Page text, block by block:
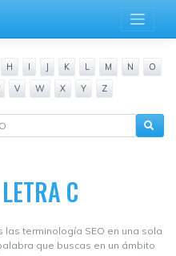
H I J K L M N
O
V W X Y Z
C
las terminología SEO en una sola
que buscas en un ámbito